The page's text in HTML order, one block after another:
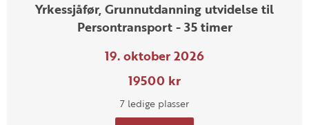
Yrkessjåfør, Grunnutdanning utvidelse til
Persontransport - 35 timer
19. oktober 2026
19500 kr
7 ledige plasser